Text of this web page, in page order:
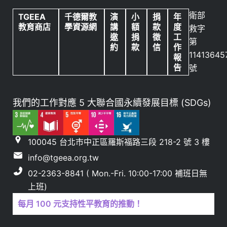
TGEEA
教育商店
千德爾教
學資源網
演
講
邀
約
小
額
捐
款
捐
款
徵
信
年
度
工
作
報
告
衛部
救字
第
號
我們的工作對應 5 大聯合國永續發展目標 (SDGs)
100045 台北市中正區羅斯福路三段 218-2 號 3 樓
info@tgeea.org.tw
02-2363-8841 ( Mon.-Fri. 10:00-17:00 補班日無
上班)
每月 100 元支持性平教育的推動！